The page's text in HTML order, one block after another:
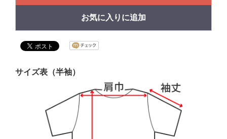
お気に入りに追加
サイズ表（半袖）